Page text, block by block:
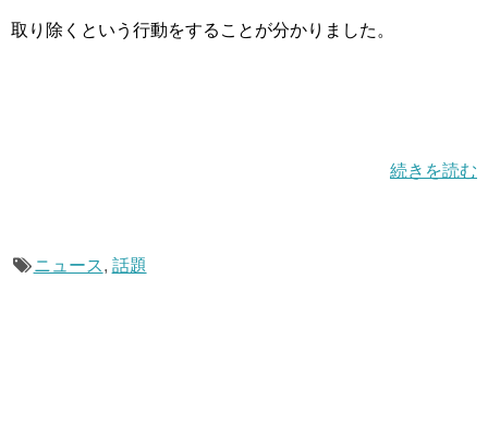
取り除くという行動をすることが分かりました。
続きを読む
ニュース, 話題